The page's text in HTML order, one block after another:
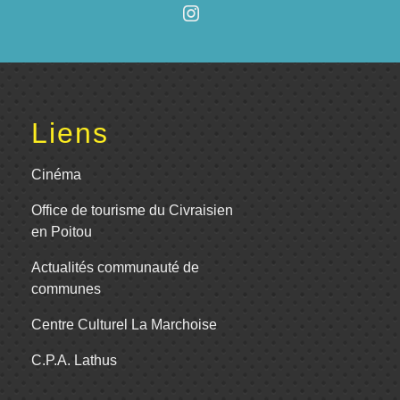
Liens
Cinéma
Office de tourisme du Civraisien
en Poitou
Actualités communauté de
communes
Centre Culturel La Marchoise
C.P.A. Lathus